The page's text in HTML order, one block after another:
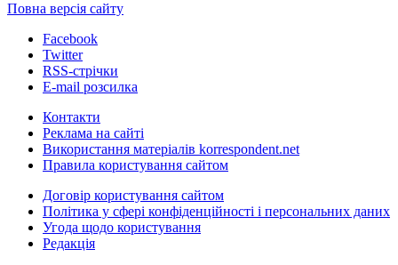
Повна версія сайту
Facebook
Twitter
RSS-стрічки
E-mail розсилка
Контакти
Реклама на сайті
Використання матеріалів korrespondent.net
Правила користування сайтом
Договір користування сайтом
Політика у сфері конфіденційності і персональних даних
Угода щодо користування
Редакція